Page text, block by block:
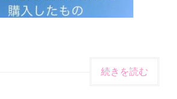
続きを読む